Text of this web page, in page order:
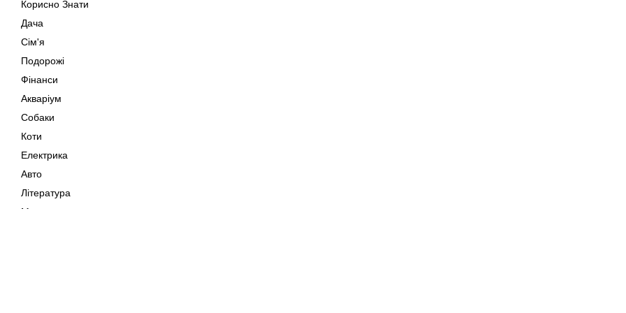
Корисно Знати
Дача
Сім'я
Подорожі
Фінанси
Акваріум
Собаки
Коти
Електрика
Авто
Література
Музика